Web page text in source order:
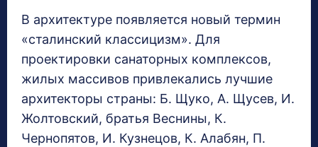
В архитектуре появляется новый термин
«сталинский классицизм». Для
проектировки санаторных комплексов,
жилых массивов привлекались лучшие
архитекторы страны: Б. Щуко, А. Щусев, И.
Жолтовский, братья Веснины, К.
Чернопятов, И. Кузнецов, К. Алабян, П.